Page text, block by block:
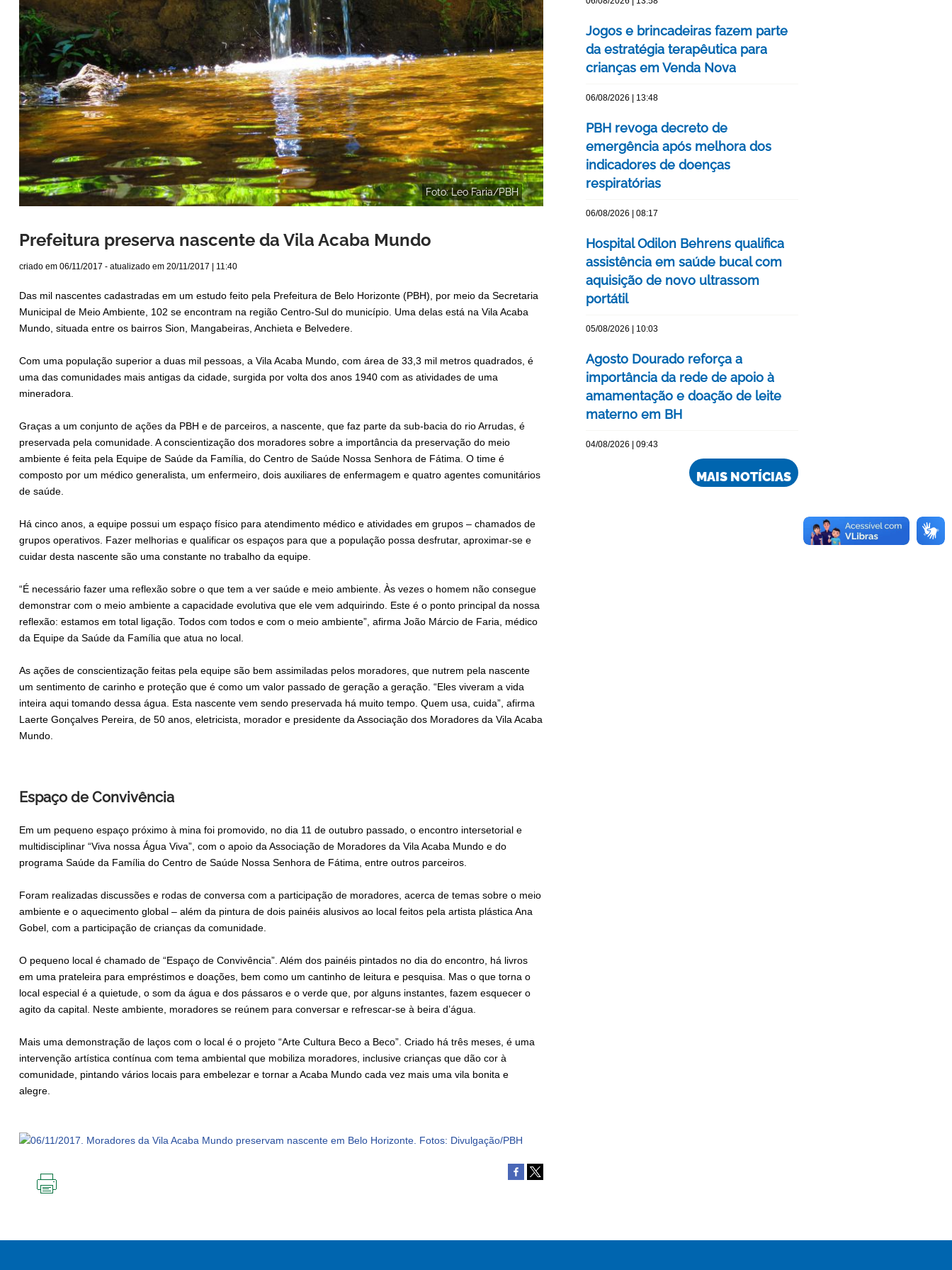
Foto: Leo Faria/PBH
Prefeitura preserva nascente da Vila Acaba Mundo
criado em 06/11/2017 - atualizado em 20/11/2017 | 11:40
Das mil nascentes cadastradas em um estudo feito pela Prefeitura de Belo Horizonte (PBH), por meio da Secretaria
Municipal de Meio Ambiente, 102 se encontram na região Centro-Sul do município. Uma delas está na Vila Acaba
Mundo, situada entre os bairros Sion, Mangabeiras, Anchieta e Belvedere.
Com uma população superior a duas mil pessoas, a Vila Acaba Mundo, com área de 33,3 mil metros quadrados, é
uma das comunidades mais antigas da cidade, surgida por volta dos anos 1940 com as atividades de uma
mineradora.
Graças a um conjunto de ações da PBH e de parceiros, a nascente, que faz parte da sub-bacia do rio Arrudas, é
preservada pela comunidade. A conscientização dos moradores sobre a importância da preservação do meio
ambiente é feita pela Equipe de Saúde da Família, do Centro de Saúde Nossa Senhora de Fátima. O time é
composto por um médico generalista, um enfermeiro, dois auxiliares de enfermagem e quatro agentes comunitários
de saúde.
Há cinco anos, a equipe possui um espaço físico para atendimento médico e atividades em grupos – chamados de
grupos operativos. Fazer melhorias e qualificar os espaços para que a população possa desfrutar, aproximar-se e
cuidar desta nascente são uma constante no trabalho da equipe.
“É necessário fazer uma reflexão sobre o que tem a ver saúde e meio ambiente. Às vezes o homem não consegue
demonstrar com o meio ambiente a capacidade evolutiva que ele vem adquirindo. Este é o ponto principal da nossa
reflexão: estamos em total ligação. Todos com todos e com o meio ambiente”, afirma João Márcio de Faria, médico
da Equipe da Saúde da Família que atua no local.
As ações de conscientização feitas pela equipe são bem assimiladas pelos moradores, que nutrem pela nascente
um sentimento de carinho e proteção que é como um valor passado de geração a geração. “Eles viveram a vida
inteira aqui tomando dessa água. Esta nascente vem sendo preservada há muito tempo. Quem usa, cuida”, afirma
Laerte Gonçalves Pereira, de 50 anos, eletricista, morador e presidente da Associação dos Moradores da Vila Acaba
Mundo.
Espaço de Convivência
Em um pequeno espaço próximo à mina foi promovido, no dia 11 de outubro passado, o encontro intersetorial e
multidisciplinar “Viva nossa Água Viva”, com o apoio da Associação de Moradores da Vila Acaba Mundo e do
programa Saúde da Família do Centro de Saúde Nossa Senhora de Fátima, entre outros parceiros.
Foram realizadas discussões e rodas de conversa com a participação de moradores, acerca de temas sobre o meio
ambiente e o aquecimento global – além da pintura de dois painéis alusivos ao local feitos pela artista plástica Ana
Gobel, com a participação de crianças da comunidade.
O pequeno local é chamado de “Espaço de Convivência”. Além dos painéis pintados no dia do encontro, há livros
em uma prateleira para empréstimos e doações, bem como um cantinho de leitura e pesquisa. Mas o que torna o
local especial é a quietude, o som da água e dos pássaros e o verde que, por alguns instantes, fazem esquecer o
agito da capital. Neste ambiente, moradores se reúnem para conversar e refrescar-se à beira d’água.
Mais uma demonstração de laços com o local é o projeto “Arte Cultura Beco a Beco”. Criado há três meses, é uma
intervenção artística contínua com tema ambiental que mobiliza moradores, inclusive crianças que dão cor à
comunidade, pintando vários locais para embelezar e tornar a Acaba Mundo cada vez mais uma vila bonita e
alegre.
Jogos e brincadeiras fazem parte
da estratégia terapêutica para
crianças em Venda Nova
06/08/2026 | 13:48
PBH revoga decreto de
emergência após melhora dos
indicadores de doenças
respiratórias
06/08/2026 | 08:17
Hospital Odilon Behrens qualifica
assistência em saúde bucal com
aquisição de novo ultrassom
portátil
05/08/2026 | 10:03
Agosto Dourado reforça a
importância da rede de apoio à
amamentação e doação de leite
materno em BH
04/08/2026 | 09:43
MAIS NOTÍCIAS